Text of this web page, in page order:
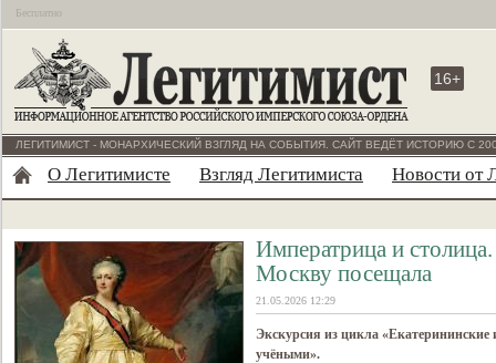
Бесплатно
16+
ЛЕГИТИМИСТ - МОНАРХИЧЕСКИЙ ВЗГЛЯД НА СОБЫТИЯ. САЙТ ВЕДЁТ ИСТОРИЮ С
О Легитимисте Взгляд Легитимиста Новости от
Императрица и
Москву посещала
21.05.2026 12:29
Экскурсия из цикла
учёными».